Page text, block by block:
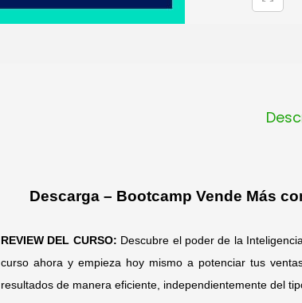
Descarga – Bootcamp Vende Más
REVIEW DEL CURSO: Descubre el poder de la
curso ahora y empieza hoy mismo a potenciar tus
resultados de manera eficiente, independientemente del